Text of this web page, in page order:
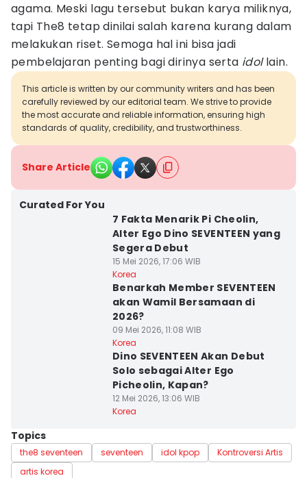
agama. Meski lagu tersebut bukan karya miliknya,
tapi The8 tetap dinilai salah karena kurang dalam
melakukan riset. Semoga hal ini bisa jadi
pembelajaran penting bagi dirinya serta idollain.
This article is written by our community writers and has been
carefully reviewed by our editorial team. We strive to provide
the most accurate and reliable information, ensuring high
standards of quality, credibility, and trustworthiness.
Share Article
Curated For You
7 Fakta Menarik Pi Cheolin,
Alter Ego Dino SEVENTEEN yang
Segera Debut
15 Mei 2026, 17:06 WIB
Korea
Benarkah Member SEVENTEEN
akan Wamil Bersamaan di
2026?
09 Mei 2026, 11:08 WIB
Korea
Dino SEVENTEEN Akan Debut
Solo sebagai Alter Ego
Picheolin, Kapan?
12 Mei 2026, 13:06 WIB
Korea
Topics
the8 seventeen seventeen idol kpop
Kontroversi Artis
artis korea